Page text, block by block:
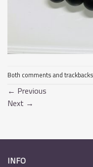
Both comments and
← Previous
Next →
INFO